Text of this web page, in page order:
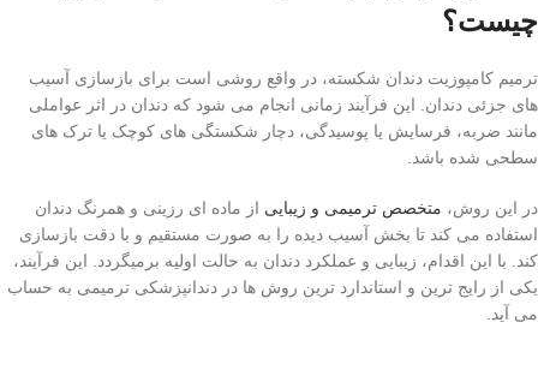
چیست؟
ترمیم کامپوزیت دندان شکسته، در واقع روشی است برای بازسازی آسیب
های جزئی دندان. این فرآیند زمانی انجام می شود که دندان در اثر عواملی
مانند ضربه، فرسایش یا پوسیدگی، دچار شکستگی های کوچک یا ترک های
سطحی شده باشد.
در این روش، متخصص ترمیمی و زیبایی از ماده ای رزینی و همرنگ دندان
استفاده می کند تا بخش آسیب دیده را به صورت مستقیم و با دقت بازسازی
کند. با این اقدام، زیبایی و عملکرد دندان به حالت اولیه برمیگردد. این فرآیند،
یکی از رایج ترین و استاندارد ترین روش ها در دندانپزشکی ترمیمی به حساب
می آید.